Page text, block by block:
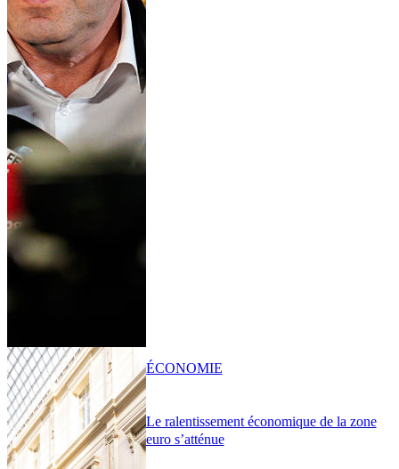
Le ralentissement économique de la zone
euro s’atténue
ÉCONOMIE